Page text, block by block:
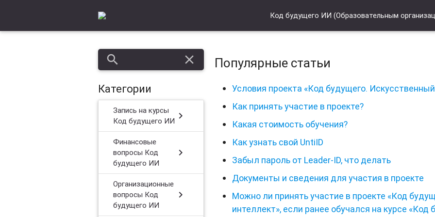
Код будущего ИИ (Образовательным
search close
Категории
Запись на курсы
Код будущего ИИ chevron_right
Финансовые
вопросы Код
будущего ИИ
chevron_right
Организационные
вопросы Код
будущего ИИ
chevron_right
Популярные статьи
Условия проекта «Код будущего.
Как принять участие в проекте?
Какая стоимость обучения?
Как узнать свой UntiID
Забыл пароль от Leader-ID, что делать
Документы и сведения для участия в проекте
Можно ли принять участие в проекте «Код
интеллект», если ранее обучался на курсе «Код